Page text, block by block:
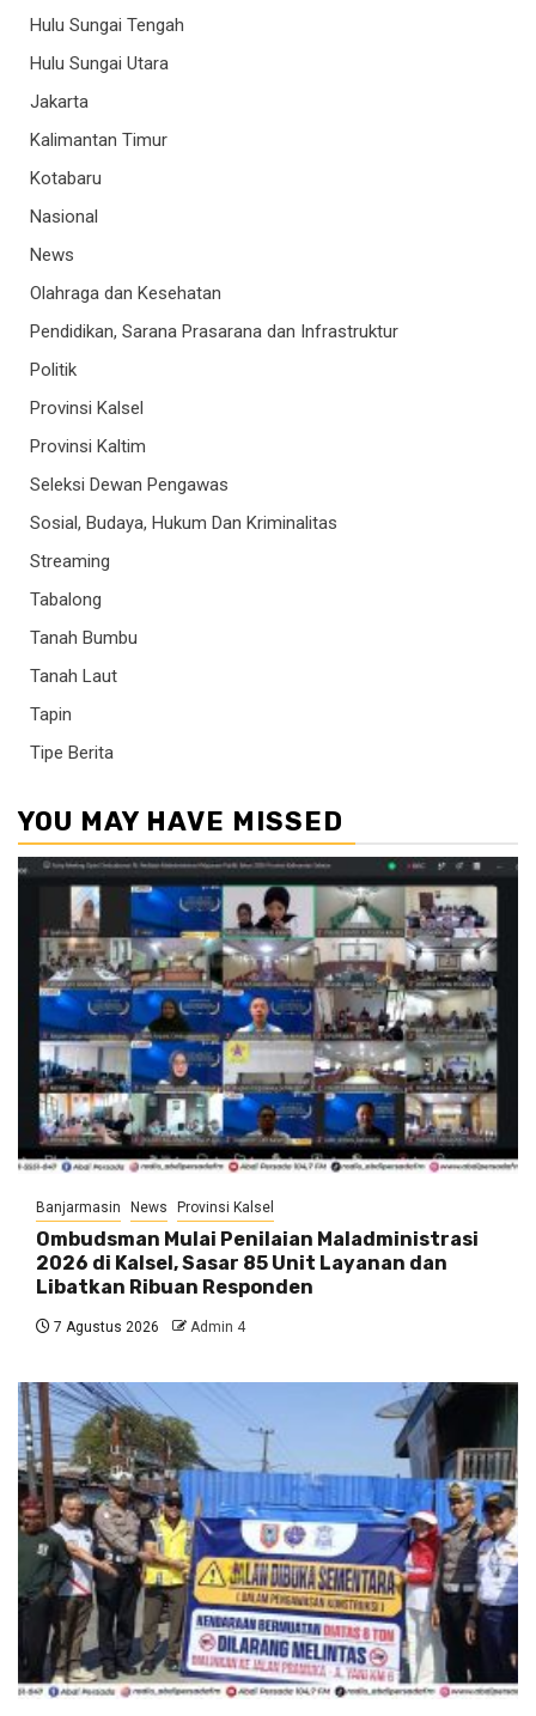
Hulu Sungai Tengah
Hulu Sungai Utara
Jakarta
Kalimantan Timur
Kotabaru
Nasional
News
Olahraga dan Kesehatan
Pendidikan, Sarana Prasarana dan Infrastruktur
Politik
Provinsi Kalsel
Provinsi Kaltim
Seleksi Dewan Pengawas
Sosial, Budaya, Hukum Dan Kriminalitas
Streaming
Tabalong
Tanah Bumbu
Tanah Laut
Tapin
Tipe Berita
YOU MAY HAVE MISSED
Banjarmasin News Provinsi Kalsel
Ombudsman Mulai Penilaian Maladministrasi
2026 di Kalsel, Sasar 85 Unit Layanan dan
Libatkan Ribuan Responden
7 Agustus 2026 Admin 4